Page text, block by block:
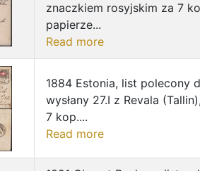
znaczkiem rosyjskim za 7
papierze...
Read more
1884 Estonia, list polecony
wysłany 27.I z Revala
7 kop....
Read more